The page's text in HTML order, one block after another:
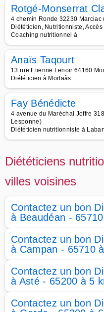
Rotgé-Monserrat
4 chemin Ronde 32230 Marciac
Diététicien, Nutritionniste,
Coaching nutritionnel à
Anaïs Taqourt
13 rue Etienne Lenoir 64160
Diététicien à Morlaàs
Fay Bénédicte
4 avenue du Maréchal Joffre
Lesponne)
Diététicien nutritionniste à
Diététiciens
villes voisines
Contactez un bon
à Beaudéan -
Contactez un bon
à Campan - 65710
Contactez un bon
à Asté - 65200 à 5
Contactez un bon